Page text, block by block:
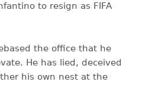
to resign as FIFA
the office that he
He has lied, deceived
his own nest at the